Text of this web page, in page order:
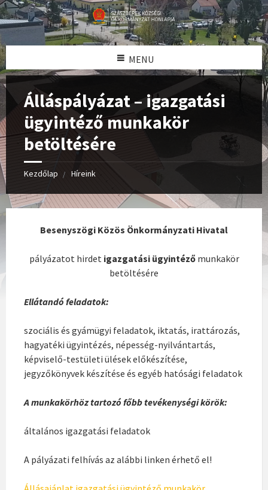
MENU
Álláspályázat – igazgatási
ügyintéző munkakör
betöltésére
Kezdőlap Híreink
Besenyszögi Közös Önkormányzati Hivatal
pályázatot hirdet igazgatási ügyintézőmunkakör
betöltésére
Ellátandó feladatok:
szociális és gyámügyi feladatok, iktatás, irattározás,
hagyatéki ügyintézés, népesség-nyilvántartás,
képviselő-testületi ülések előkészítése,
jegyzőkönyvek készítése és egyéb hatósági feladatok
A munkakörhöz tartozó főbb tevékenységi körök:
általános igazgatási feladatok
A pályázati felhívás az alábbi linken érhető el!